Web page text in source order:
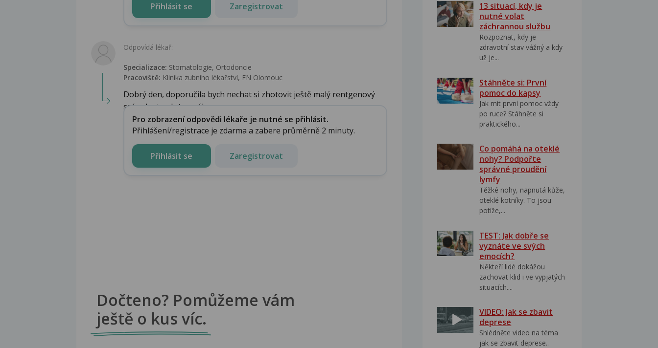
Přihlásit se Zaregistrovat
Odpovídá lékař:
Specializace: Stomatologie‎, Ortodoncie
Pracoviště: Klinika zubního lékařství, FN Olomouc
Dobrý den, doporučila bych nechat si zhotovit ještě malý rentgenový
snímek - tzv. Intraoráln...
Pro zobrazení odpovědi lékaře je nutné se přihlásit.
Přihlášení/registrace je zdarma a zabere průměrně 2 minuty.
Přihlásit se Zaregistrovat
Dočteno? Pomůžeme vám
ještě o kus víc.
13 situací, kdy je
nutné volat
záchrannou službu
Rozpoznat, kdy je
zdravotní stav vážný a kdy
už je...
Stáhněte si: První
pomoc do kapsy
Jak mít první pomoc vždy
po ruce? Stáhněte si
praktického...
Co pomáhá na oteklé
nohy? Podpořte
správné proudění
lymfy
Těžké nohy, napnutá kůže,
oteklé kotníky. To jsou
potíže,...
TEST: Jak dobře se
vyznáte ve svých
emocích?
Někteří lidé dokážou
zachovat klid i ve vypjatých
situacích....
VIDEO: Jak se zbavit
deprese
Shlédněte video na téma
jak se zbavit deprese..